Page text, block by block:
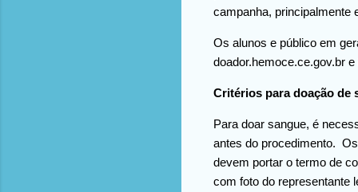
campanha, principalmente
Os alunos e público em
doador.hemoce.ce.gov.br
Critérios para doação de
Para doar sangue, é
antes do procedimento.
devem portar o termo de
com foto do representante